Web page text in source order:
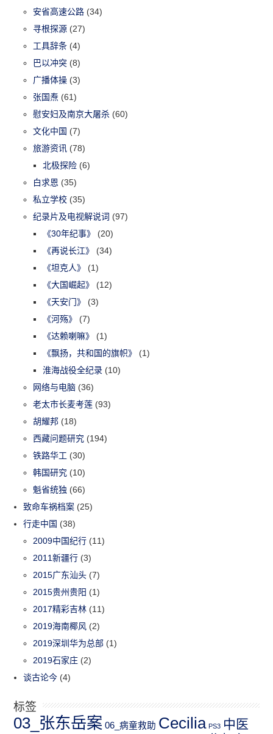
安省高速公路 (34)
寻根探源 (27)
工具辞条 (4)
巴以冲突 (8)
广播体操 (3)
张国焘 (61)
慰安妇及南京大屠杀 (60)
文化中国 (7)
旅游资讯 (78)
北极探险 (6)
白求恩 (35)
私立学校 (35)
纪录片及电视解说词 (97)
《30年纪事》
(20)
《再说长江》
(34)
《坦克人》
(1)
《大国崛起》
(12)
《天安门》
(3)
《河殇》
(7)
《达赖喇嘛》
(1)
《飘扬，共和国的旗帜》
(1)
淮海战役全纪录 (10)
网络与电脑 (36)
老太市长麦考莲 (93)
胡耀邦 (18)
西藏问题研究 (194)
铁路华工 (30)
韩国研究 (10)
魁省统独 (66)
致命车祸档案 (25)
行走中国 (38)
2009中国纪行 (11)
2011新疆行 (3)
2015广东汕头 (7)
2015贵州贵阳 (1)
2017精彩吉林 (11)
2019海南椰风 (2)
2019深圳华为总部 (1)
2019石家庄 (2)
谈古论今 (4)
标签
03_张东岳案 06_病童救助 Cecilia PS3 中医